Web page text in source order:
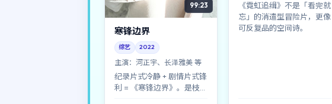
99:23
寒锋边界
综艺 2022
主演： 河正宇、长泽雅美 等
纪录片式冷静 + 剧情片式锋
利 = 《寒锋边界》。是枝
《霓虹追缉》不是「看完就
忘」的消遣型冒险片，更像
可反复品的空间诗。